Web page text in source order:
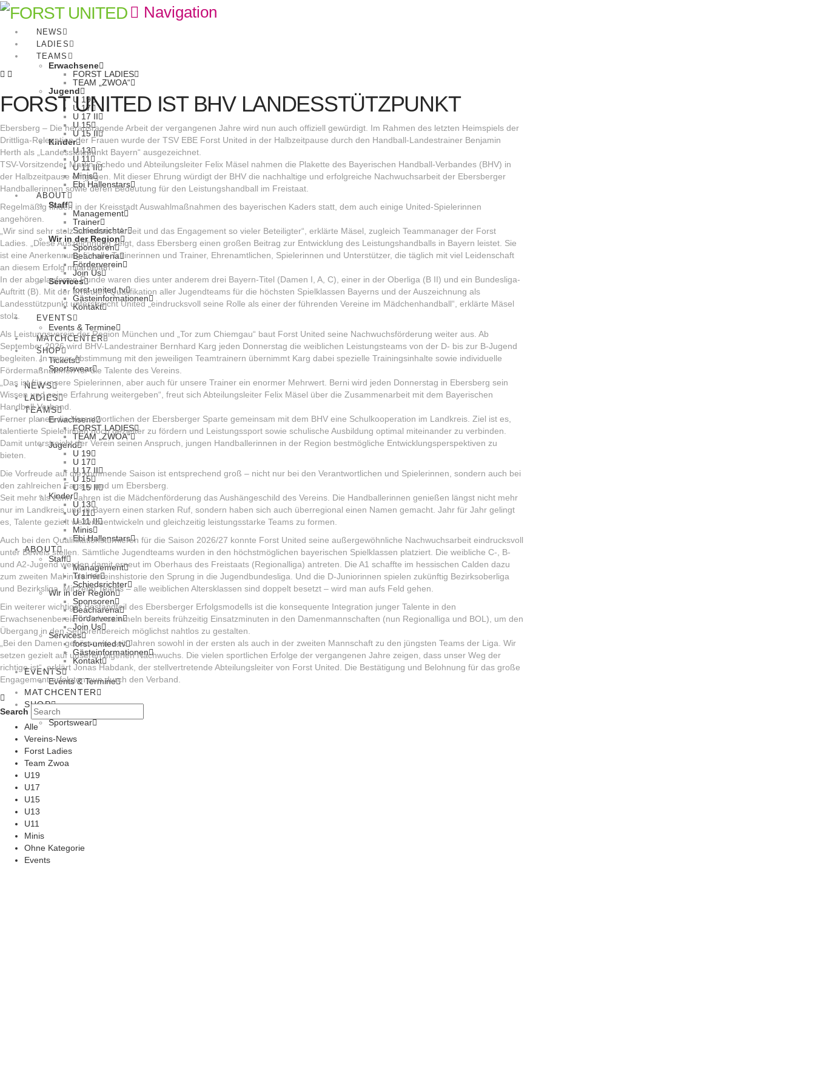
Navigation
NEWS
LADIES
TEAMS
Erwachsene
FORST LADIES
TEAM „ZWOA“
Jugend
U 19
U 17
U 17 II
U 15
U 15 II
Kinder
U 13
U 11
U 11 II
Minis
Ebi Hallenstars
ABOUT
Staff
Management
Trainer
Schiedsrichter
Wir in der Region
Sponsoren
Beacharena
Förderverein
Join Us
Services
forst-united.tv
Gästeinformationen
Kontakt
EVENTS
Events & Termine
MATCHCENTER
SHOP
Tickets
Sportswear
NEWS
LADIES
TEAMS
Erwachsene
FORST LADIES
TEAM „ZWOA“
Jugend
U 19
U 17
U 17 II
U 15
U 15 II
Kinder
U 13
U 11
U 11 II
Minis
Ebi Hallenstars
ABOUT
Staff
Management
Trainer
Schiedsrichter
Wir in der Region
Sponsoren
Beacharena
Förderverein
Join Us
Services
forst-united.tv
Gästeinformationen
Kontakt
EVENTS
Events & Termine
MATCHCENTER
SHOP
Tickets
Sportswear
FORST UNITED IST BHV LANDESSTÜTZPUNKT
Ebersberg – Die herausragende Arbeit der vergangenen Jahre wird nun auch offiziell gewürdigt. Im Rahmen des letzten Heimspiels der
Drittliga-Relegation der Frauen wurde der TSV EBE Forst United in der Halbzeitpause durch den Handball-Landestrainer Benjamin
Herth als „Landesstützpunkt Bayern“ ausgezeichnet.
TSV-Vorsitzender Martin Schedo und Abteilungsleiter Felix Mäsel nahmen die Plakette des Bayerischen Handball-Verbandes (BHV) in
der Halbzeitpause entgegen. Mit dieser Ehrung würdigt der BHV die nachhaltige und erfolgreiche Nachwuchsarbeit der Ebersberger
Handballerinnen sowie deren Bedeutung für den Leistungshandball im Freistaat.
Regelmäßig finden in der Kreisstadt Auswahlmaßnahmen des bayerischen Kaders statt, dem auch einige United-Spielerinnen
angehören.
„Wir sind sehr stolz auf unsere Arbeit und das Engagement so vieler Beteiligter“, erklärte Mäsel, zugleich Teammanager der Forst
Ladies. „Diese Auszeichnung zeigt, dass Ebersberg einen großen Beitrag zur Entwicklung des Leistungshandballs in Bayern leistet. Sie
ist eine Anerkennung für alle Trainerinnen und Trainer, Ehrenamtlichen, Spielerinnen und Unterstützer, die täglich mit viel Leidenschaft
an diesem Erfolg mitarbeiten.“
In der abgelaufenen Runde waren dies unter anderem drei Bayern-Titel (Damen I, A, C), einer in der Oberliga (B II) und ein Bundesliga-
Auftritt (B). Mit der erneuten Qualifikation aller Jugendteams für die höchsten Spielklassen Bayerns und der Auszeichnung als
Landesstützpunkt unterstreicht United „eindrucksvoll seine Rolle als einer der führenden Vereine im Mädchenhandball“, erklärte Mäsel
stolz.
Als Leistungsverein der Region München und „Tor zum Chiemgau“ baut Forst United seine Nachwuchsförderung weiter aus. Ab
September 2026 wird BHV-Landestrainer Bernhard Karg jeden Donnerstag die weiblichen Leistungsteams von der D- bis zur B-Jugend
begleiten. In enger Abstimmung mit den jeweiligen Teamtrainern übernimmt Karg dabei spezielle Trainingsinhalte sowie individuelle
Fördermaßnahmen für die Talente des Vereins.
„Das ist für unsere Spielerinnen, aber auch für unsere Trainer ein enormer Mehrwert. Berni wird jeden Donnerstag in Ebersberg sein
Wissen und seine Erfahrung weitergeben“, freut sich Abteilungsleiter Felix Mäsel über die Zusammenarbeit mit dem Bayerischen
Handball-Verband.
Ferner planen die Verantwortlichen der Ebersberger Sparte gemeinsam mit dem BHV eine Schulkooperation im Landkreis. Ziel ist es,
talentierte Spielerinnen noch gezielter zu fördern und Leistungssport sowie schulische Ausbildung optimal miteinander zu verbinden.
Damit unterstreicht der Verein seinen Anspruch, jungen Handballerinnen in der Region bestmögliche Entwicklungsperspektiven zu
bieten.
Die Vorfreude auf die kommende Saison ist entsprechend groß – nicht nur bei den Verantwortlichen und Spielerinnen, sondern auch bei
den zahlreichen Fans in und um Ebersberg.
Seit mehr als zehn Jahren ist die Mädchenförderung das Aushängeschild des Vereins. Die Handballerinnen genießen längst nicht mehr
nur im Landkreis und in Bayern einen starken Ruf, sondern haben sich auch überregional einen Namen gemacht. Jahr für Jahr gelingt
es, Talente gezielt weiterzuentwickeln und gleichzeitig leistungsstarke Teams zu formen.
Auch bei den Qualifikationsturnieren für die Saison 2026/27 konnte Forst United seine außergewöhnliche Nachwuchsarbeit eindrucksvoll
unter Beweis stellen. Sämtliche Jugendteams wurden in den höchstmöglichen bayerischen Spielklassen platziert. Die weibliche C-, B-
und A2-Jugend werden damit erneut im Oberhaus des Freistaats (Regionalliga) antreten. Die A1 schaffte im hessischen Calden dazu
zum zweiten Mal in der Vereinshistorie den Sprung in die Jugendbundesliga. Und die D-Juniorinnen spielen zukünftig Bezirksoberliga
und Bezirksliga. Mit zehn Teams – alle weiblichen Altersklassen sind doppelt besetzt – wird man aufs Feld gehen.
Ein weiterer wichtiger Bestandteil des Ebersberger Erfolgsmodells ist die konsequente Integration junger Talente in den
Erwachsenenbereich. Viele sammeln bereits frühzeitig Einsatzminuten in den Damenmannschaften (nun Regionalliga und BOL), um den
Übergang in den Seniorenbereich möglichst nahtlos zu gestalten.
„Bei den Damen gehören wir seit Jahren sowohl in der ersten als auch in der zweiten Mannschaft zu den jüngsten Teams der Liga. Wir
setzen gezielt auf unseren eigenen Nachwuchs. Die vielen sportlichen Erfolge der vergangenen Jahre zeigen, dass unser Weg der
richtige ist“, erklärt Jonas Habdank, der stellvertretende Abteilungsleiter von Forst United. Die Bestätigung und Belohnung für das große
Engagement erfolgten nun durch den Verband.
Search
Alle
Vereins-News
Forst Ladies
Team Zwoa
U19
U17
U15
U13
U11
Minis
Ohne Kategorie
Events